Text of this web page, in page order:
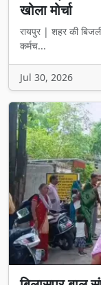
खोला मोर्चा
रायपुर | शहर की
कर्मच...
Jul 30, 2026